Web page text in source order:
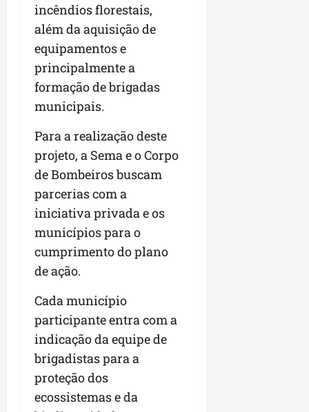
incêndios florestais,
além da aquisição de
equipamentos e
principalmente a
formação de brigadas
municipais.
Para a realização deste
projeto, a Sema e o Corpo
de Bombeiros buscam
parcerias com a
iniciativa privada e os
municípios para o
cumprimento do plano
de ação.
Cada município
participante entra com a
indicação da equipe de
brigadistas para a
proteção dos
ecossistemas e da